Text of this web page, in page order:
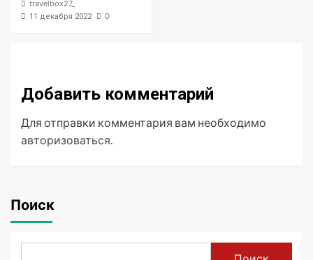
travelbox27_
11 декабря 2022 0
Добавить комментарий
Для отправки комментария вам необходимо
авторизоваться.
Поиск